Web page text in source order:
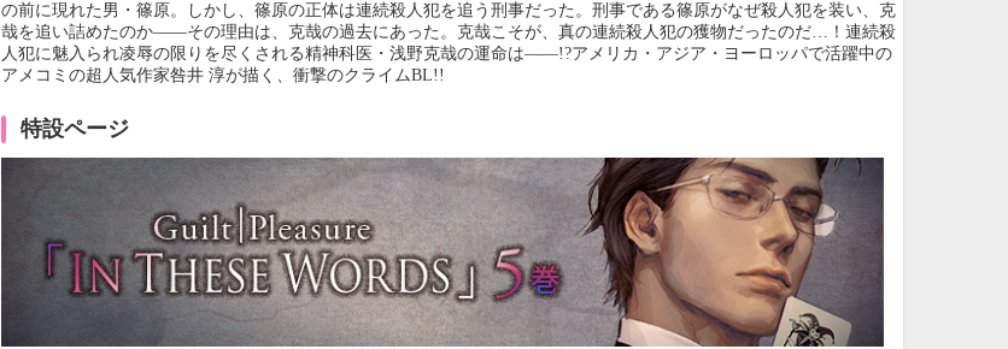
の前に現れた男・篠原。しかし、篠原の正体は連続殺人犯を追う刑事だった。刑事である篠原がなぜ殺人犯を装い、克
哉を追い詰めたのか――その理由は、克哉の過去にあった。克哉こそが、真の連続殺人犯の獲物だったのだ…！連続殺
人犯に魅入られ凌辱の限りを尽くされる精神科医・浅野克哉の運命は――!?アメリカ・アジア・ヨーロッパで活躍中の
アメコミの超人気作家咎井 淳が描く、衝撃のクライムBL!!
特設ページ